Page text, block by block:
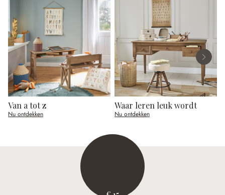
Van a tot z
Nu ontdekken
Waar leren leuk wordt
Nu ontdekken